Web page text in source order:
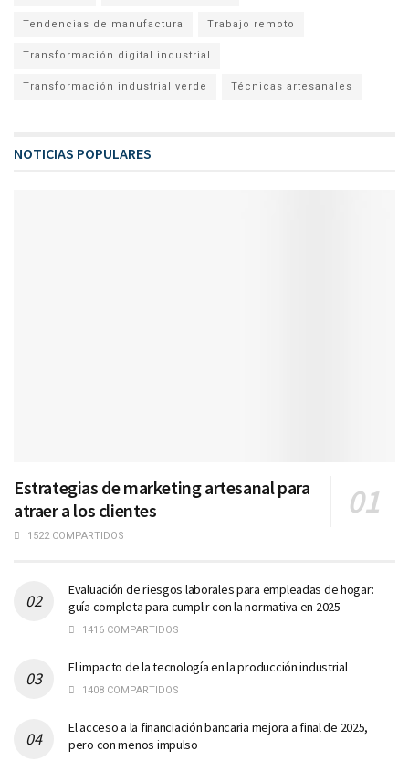
Tendencias de manufactura Trabajo remoto
Transformación digital industrial
Transformación industrial verde Técnicas artesanales
NOTICIAS POPULARES
Estrategias de marketing artesanal para
atraer a los clientes
1522 COMPARTIDOS
Evaluación de riesgos laborales para empleadas de hogar:
guía completa para cumplir con la normativa en 2025
1416 COMPARTIDOS
El impacto de la tecnología en la producción industrial
1408 COMPARTIDOS
El acceso a la financiación bancaria mejora a final de 2025,
pero con menos impulso